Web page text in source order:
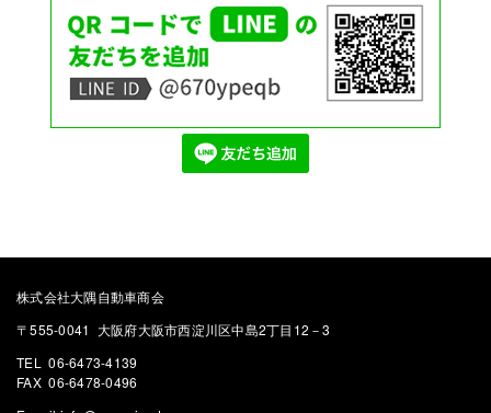
株式会社大隅自動車商会
〒555-0041 大阪府大阪市西淀川区中島2丁目12－3
TEL 06-6473-4139
FAX 06-6478-0496